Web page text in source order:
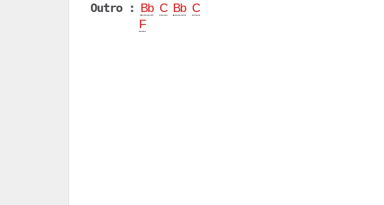
Outro : Bb C Bb C
F